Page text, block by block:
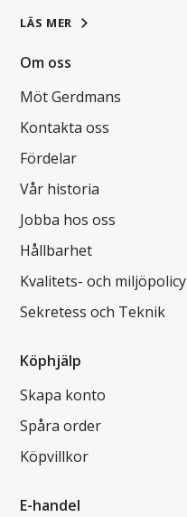
LÄS MER
Om oss
Möt Gerdmans
Kontakta oss
Fördelar
Vår historia
Jobba hos oss
Hållbarhet
Kvalitets- och miljöpolicy
Sekretess och Teknik
Köphjälp
Skapa konto
Spåra order
Köpvillkor
E-handel